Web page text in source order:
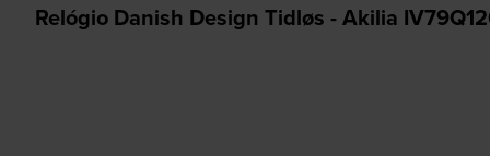
Relógio Danish Design Tidløs - Akilia